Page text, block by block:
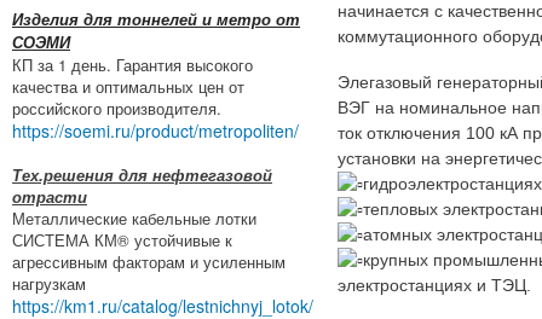
Изделия для тоннелей и метро от
СОЭМИ
КП за 1 день. Гарантия высокого
качества и оптимальных цен от
российского производителя.
https://soemi.ru/product/metropoliten/
Тех.решения для нефтегазовой
отрасти
Металлические кабельные лотки
СИСТЕМА КМ® устойчивые к
агрессивным факторам и усиленным
нагрузкам
https://km1.ru/catalog/lestnichnyj_lotok/
начинается с
коммутационного
Элегазовый
ВЭГ на номинальное
ток отключения 100 кА
установки на
тепловых
атомных
крупных
электростанциях и ТЭЦ.